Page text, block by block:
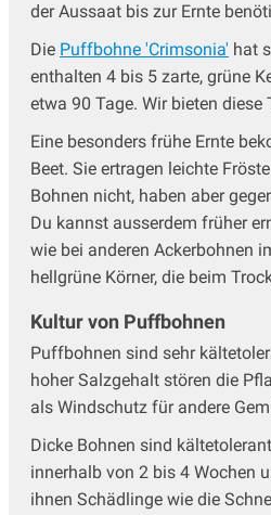
der Aussaat bis zur Ernte
Die Puffbohne 'Crimsonia' hat
enthalten 4 bis 5 zarte, grüne
etwa 90 Tage. Wir bieten
Eine besonders frühe Ernte
Beet. Sie ertragen leichte
Bohnen nicht, haben aber
Du kannst ausserdem früher
wie bei anderen Ackerbohnen
hellgrüne Körner, die beim
Kultur von Puffbohnen
Puffbohnen sind sehr
hoher Salzgehalt stören die
als Windschutz für andere
Dicke Bohnen sind
innerhalb von 2 bis 4 Wochen
ihnen Schädlinge wie die